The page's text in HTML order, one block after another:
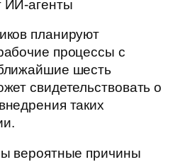
ИИ‑агенты
планируют
процессы с
шесть
свидетельствовать о
таких
вероятные причины